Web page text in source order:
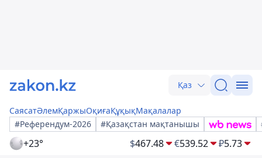
Қаз
СаясатӘлемҚаржыОқиғаҚұқықМақалалар
#Референдум-2026
#Қазақстан мақтанышы
+23° $467.48 €539.52 ₽5.73